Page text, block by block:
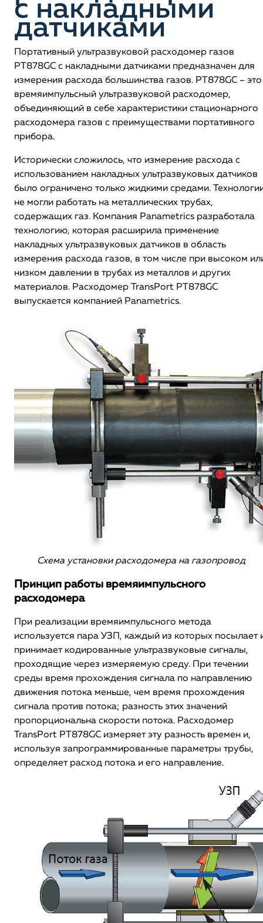
с накладными
датчиками
Портативный ультразвуковой расходомер газов
PT878GC с накладными датчиками предназначен для
измерения расхода большинства газов. РТ878GC – это
времяимпульсный ультразвуковой расходомер,
объединяющий в себе характеристики стационарного
расходомера газов с преимуществами портативного
прибора.
Исторически сложилось, что измерение расхода с
использованием накладных ультразвуковых датчиков
было ограничено только жидкими средами.
не могли работать на металлических трубах,
содержащих газ. Компания Panametrics разработала
технологию, которая расширила применение
накладных ультразвуковых датчиков в область
измерения расхода газов, в том числе при высоком
низком давлении в трубах из металлов и других
материалов. Расходомер TransPort PT878GC
выпускается компанией Panametrics.
Схема установки расходомера на газопровод
Принцип работы времяимпульсного
расходомера
При реализации времяимпульсного метода
используется пара УЗП, каждый из которых посылает
принимает кодированные ультразвуковые сигналы,
проходящие через измеряемую среду. При течении
среды время прохождения сигнала по направлению
движения потока меньше, чем время прохождения
сигнала против потока; разность этих значений
пропорциональна скорости потока. Расходомер
TransPort PT878GC измеряет эту разность времен и,
используя запрограммированные параметры трубы,
определяет расход потока и его направление.